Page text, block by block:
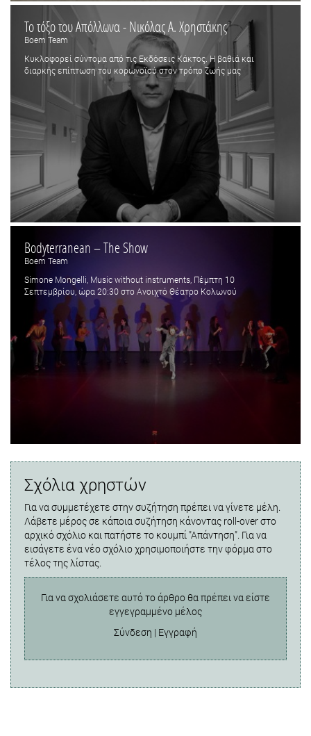
Το τόξο του Απόλλωνα - Νικόλας Α. Χρηστάκης
Boem Team
Κυκλοφορεί σύντομα από τις Εκδόσεις Κάκτος. Η βαθιά και
διαρκής επίπτωση του κορωνοϊού στον τρόπο ζωής μας
Bodyterranean – The Show
Boem Team
Simone Mongelli, Music without instruments, Πέμπτη 10
Σεπτεμβρίου, ώρα 20:30 στο Ανοιχτό Θέατρο Κολωνού
Σχόλια χρηστών
Για να συμμετέχετε στην συζήτηση πρέπει να γίνετε μέλη.
Λάβετε μέρος σε κάποια συζήτηση κάνοντας roll-over στο
αρχικό σχόλιο και πατήστε το κουμπί "Απάντηση". Για να
εισάγετε ένα νέο σχόλιο χρησιμοποιήστε την φόρμα στο
τέλος της λίστας.
Για να σχολιάσετε αυτό το άρθρο θα πρέπει να είστε
εγγεγραμμένο μέλος
Σύνδεση | Εγγραφή